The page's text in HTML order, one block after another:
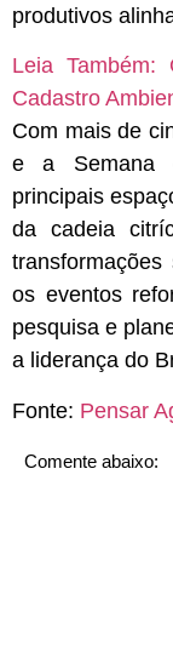
produtivos
Leia Também:
Cadastro
Com mais de
e a Semana
principais
da cadeia
os eventos
pesquisa e
a liderança do
Fonte: Pensar
Comente abaixo: